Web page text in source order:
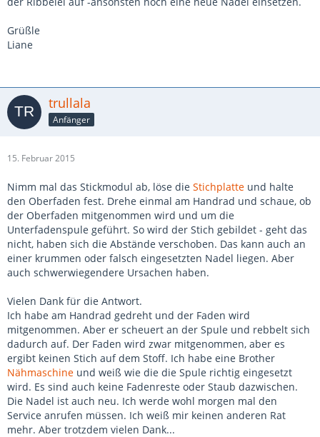
Grüßle
Liane
trullala
Anfänger
15. Februar 2015
Nimm mal das Stickmodul ab, löse die Stichplatte und halte
den Oberfaden fest. Drehe einmal am Handrad und schaue, ob
der Oberfaden mitgenommen wird und um die
Unterfadenspule geführt. So wird der Stich gebildet - geht das
nicht, haben sich die Abstände verschoben. Das kann auch an
einer krummen oder falsch eingesetzten Nadel liegen. Aber
auch schwerwiegendere Ursachen haben.
Vielen Dank für die Antwort.
Ich habe am Handrad gedreht und der Faden wird
mitgenommen. Aber er scheuert an der Spule und rebbelt sich
dadurch auf. Der Faden wird zwar mitgenommen, aber es
ergibt keinen Stich auf dem Stoff. Ich habe eine Brother
Nähmaschine und weiß wie die die Spule richtig eingesetzt
wird. Es sind auch keine Fadenreste oder Staub dazwischen.
Die Nadel ist auch neu. Ich werde wohl morgen mal den
Service anrufen müssen. Ich weiß mir keinen anderen Rat
mehr. Aber trotzdem vielen Dank...